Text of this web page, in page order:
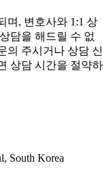
며, 변호사와 1:1 상
담을 해드릴 수 없
의 주시거나 상담 신
상담 시간을 절약하
South Korea